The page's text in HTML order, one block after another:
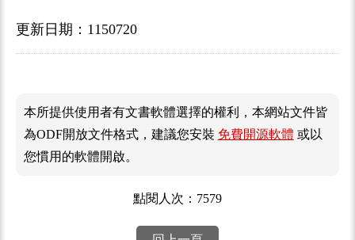
更新日期：1150720
本所提供使用者有文書軟體選擇的權利，本網站文件皆
為ODF開放文件格式，建議您安裝 免費開源軟體 或以
您慣用的軟體開啟。
點閱人次：7579